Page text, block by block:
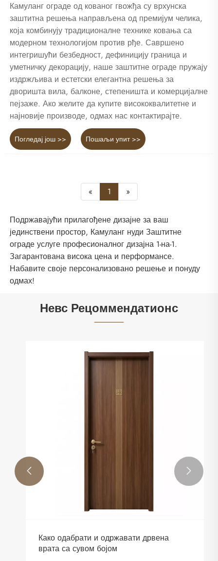
Камуланг ограде од кованог гвожђа су врхунска
заштитна решења направљена од премијум челика,
која комбинују традиционалне технике ковања са
модерном технологијом против рђе. Савршено
интегришући безбедност, дефиницију граница и
уметничку декорацију, наше заштитне ограде пружају
издржљива и естетски елегантна решења за
дворишта вила, балконе, степеништа и комерцијалне
пејзаже. Ако желите да купите висококвалитетне и
најновије производе, одмах нас контактирајте.
Погледај још >> Пошаљи упит >>
« 1 »
Подржавајући прилагођене дизајне за ваш
јединствени простор, Камуланг нуди Заштитне
ограде услуге професионалног дизајна 1-на-1.
Загарантована висока цена и перформансе.
Набавите своје персонализовано решење и понуду
одмах!
Невс Рецоммендатионс
Како одабрати и одржавати дрвена
врата са сувом бојом
 